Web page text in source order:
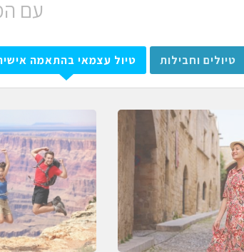
עם
טיולים וחבילות טיול עצמאי בהתאמה